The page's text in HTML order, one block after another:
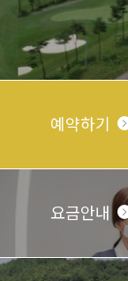
예약하기
요금안내